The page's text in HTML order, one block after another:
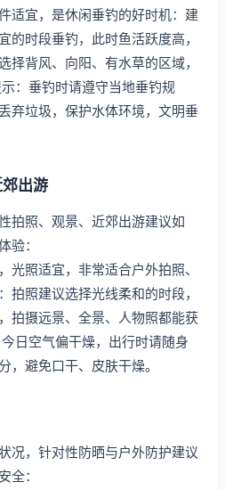
适宜，是休闲垂钓的好时机：建
的时段垂钓，此时鱼活跃度高，
择背风、向阳、有水草的区域，
：垂钓时请遵守当地垂钓规
弃垃圾，保护水体环境，文明垂
出游
拍照、观景、近郊出游建议如
验：
光照适宜，非常适合户外拍照、
拍照建议选择光线柔和的时段，
拍摄远景、全景、人物照都能获
日空气偏干燥，出行时请随身
，避免口干、皮肤干燥。
况，针对性防晒与户外防护建议
全：